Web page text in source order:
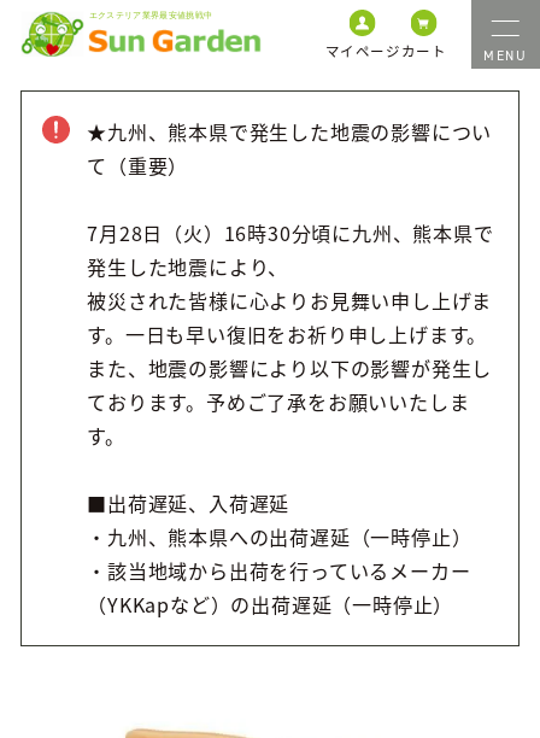
マイページカート
★九州、熊本県で発生した地震の影響につい
て（重要）
7月28日（火）16時30分頃に九州、熊本県で
発生した地震により、
被災された皆様に心よりお見舞い申し上げま
す。一日も早い復旧をお祈り申し上げます。
また、地震の影響により以下の影響が発生し
ております。予めご了承をお願いいたしま
す。
■出荷遅延、入荷遅延
・九州、熊本県への出荷遅延（一時停止）
・該当地域から出荷を行っているメーカー
（YKKapなど）の出荷遅延（一時停止）